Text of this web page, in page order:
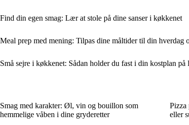
Find din egen smag: Lær at stole på dine sanser i køkkenet
Meal prep med mening: Tilpas dine måltider til din hverdag
Små sejre i køkkenet: Sådan holder du fast i din kostplan på
Smag med karakter: Øl, vin og bouillon som
hemmelige våben i dine gryderetter
Pizza
eller